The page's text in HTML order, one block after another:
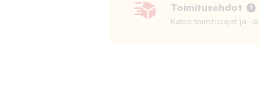
Toimitusehdot
Katso toimitusajat ja -